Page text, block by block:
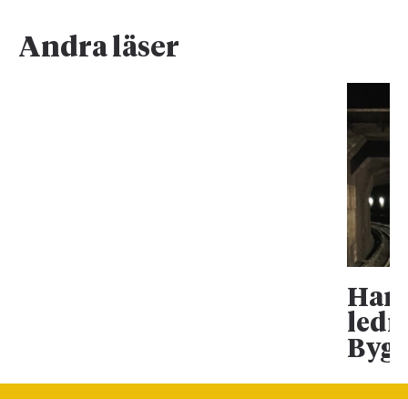
Andra läser
Han